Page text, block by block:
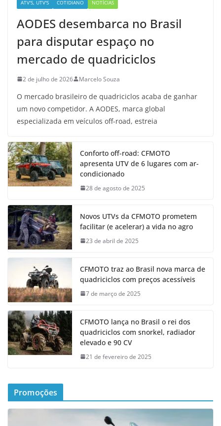
ATV'S, UTV'S COTIDIANO NOTÍCIAS
AODES desembarca no Brasil
para disputar espaço no
mercado de quadriciclos
2 de julho de 2026 Marcelo Souza
O mercado brasileiro de quadriciclos acaba de ganhar
um novo competidor. A AODES, marca global
especializada em veículos off-road, estreia
Conforto off-road: CFMOTO
apresenta UTV de 6 lugares com ar-
condicionado
28 de agosto de 2025
Novos UTVs da CFMOTO prometem
facilitar (e acelerar) a vida no agro
23 de abril de 2025
CFMOTO traz ao Brasil nova marca de
quadriciclos com preços acessíveis
7 de março de 2025
CFMOTO lança no Brasil o rei dos
quadriciclos com snorkel, radiador
elevado e 90 CV
21 de fevereiro de 2025
Promoções